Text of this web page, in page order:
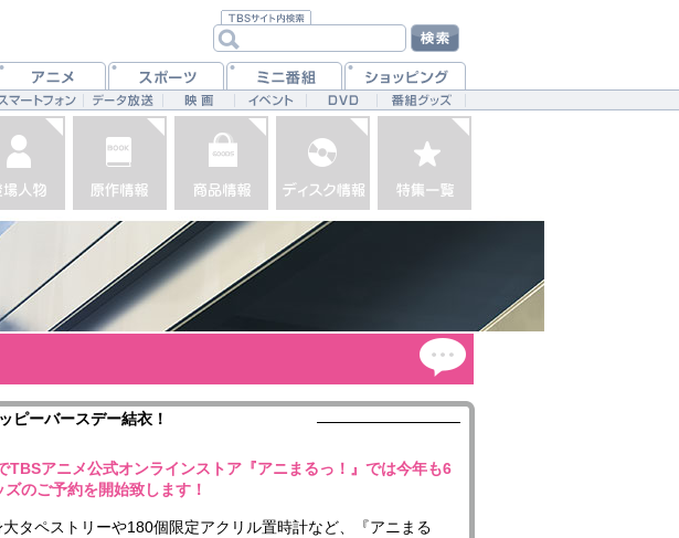
ピーバースデー結衣！
TBSアニメ公式オンラインストア『アニまるっ！』では今年も6
のご予約を開始致します！
タペストリーや180個限定アクリル置時計など、『アニまる